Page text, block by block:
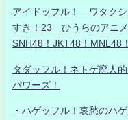
アイドッフル！ ワタク
すき！23 ひうらのアニ
SNH48！JKT48！MNL48
タダッフル！ネトゲ廃人
パワーズ！
・ハゲッフル！哀愁のハ